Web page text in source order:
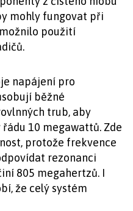
mohly fungovat při
použití
napájení pro
běžné
trub, aby
10 megawattů. Zde
protože frekvence
rezonanci
805 megahertzů. I
že celý systém